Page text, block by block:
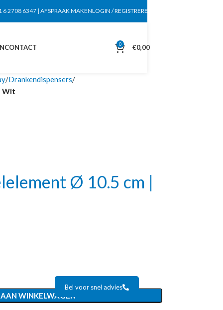
6 2708 6347 | AFSPRAAK MAKENLOGIN / REGISTREREN
CONTACT 0 €0,00
Drankendispensers
Wit
Ø 10.5 cm |
WINKELWAGEN
Bel voor snel advies